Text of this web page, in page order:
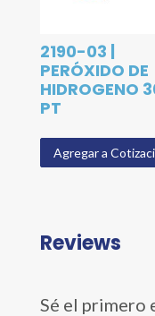
2190-03 |
PERÓXIDO DE
HIDROGENO
PT
Agregar a
Reviews
Sé el primero